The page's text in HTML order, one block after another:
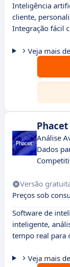
Inteligência
cliente,
Integração fácil
Veja mais
Phacet
Análise
Dados
Versão
Preços sob
Software de
inteligente,
tempo real para
Veja mais